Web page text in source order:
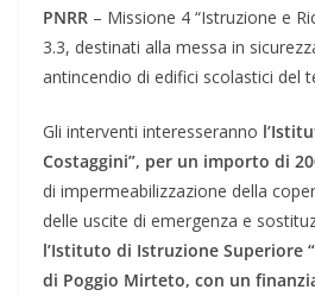
PNRR – Missione 4 “Istruzione e
3.3, destinati alla messa in
antincendio di edifici scolastici del
Gli interventi interesseranno
Costaggini”, per un importo di
di impermeabilizzazione della
delle uscite di emergenza e
l’Istituto di Istruzione Superiore
di Poggio Mirteto, con un